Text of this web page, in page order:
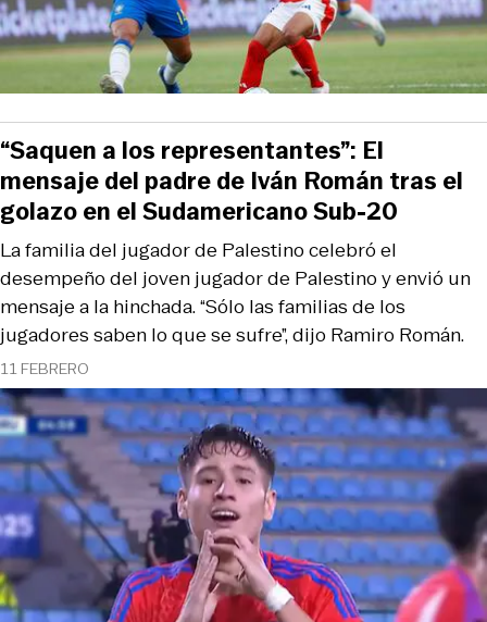
11 FEBRERO
La familia del jugador de Palestino celebró el
desempeño del joven jugador de Palestino y envió un
mensaje a la hinchada. “Sólo las familias de los
jugadores saben lo que se sufre”, dijo Ramiro Román.
“Saquen a los representantes”: El
mensaje del padre de Iván Román tras el
golazo en el Sudamericano Sub-20